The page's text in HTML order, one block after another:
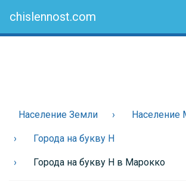
chislennost.com
Население Земли Население
Города на букву Н
Города на букву Н в Марокко